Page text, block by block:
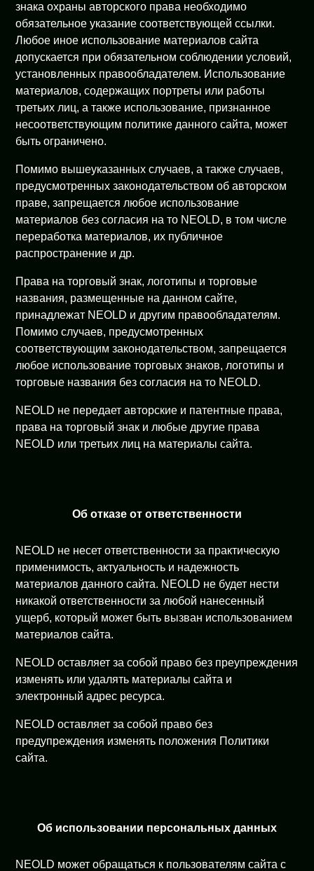
знака охраны авторского права необходимо
обязательное указание соответствующей ссылки.
Любое иное использование материалов сайта
допускается при обязательном соблюдении условий,
установленных правообладателем. Использование
материалов, содержащих портреты или работы
третьих лиц, а также использование, признанное
несоответствующим политике данного сайта, может
быть ограничено.
Помимо вышеуказанных случаев, а также случаев,
предусмотренных законодательством об авторском
праве, запрещается любое использование
материалов без согласия на то NEOLD, в том числе
переработка материалов, их публичное
распространение и др.
Права на торговый знак, логотипы и торговые
названия, размещенные на данном сайте,
принадлежат NEOLD и другим правообладателям.
Помимо случаев, предусмотренных
соответствующим законодательством, запрещается
любое использование торговых знаков, логотипы и
торговые названия без согласия на то NEOLD.
NEOLD не передает авторские и патентные права,
права на торговый знак и любые другие права
NEOLD или третьих лиц на материалы сайта.
Об отказе от ответственности
NEOLD не несет ответственности за практическую
применимость, актуальность и надежность
материалов данного сайта. NEOLD не будет нести
никакой ответственности за любой нанесенный
ущерб, который может быть вызван использованием
материалов сайта.
NEOLD оставляет за собой право без преупреждения
изменять или удалять материалы сайта и
электронный адрес ресурса.
NEOLD оставляет за собой право без
предупреждения изменять положения Политики
сайта.
Об использовании персональных данных
NEOLD может обращаться к пользователям сайта с